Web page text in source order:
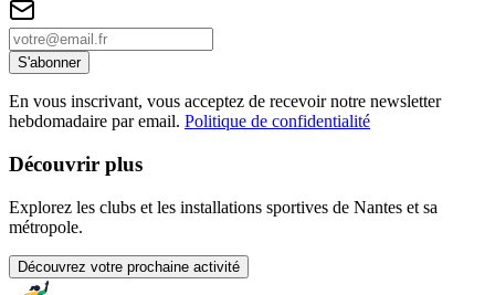
S'abonner
En vous inscrivant, vous acceptez de recevoir notre newsletter
hebdomadaire par email. Politique de confidentialité
Découvrir plus
Explorez les clubs et les installations sportives de Nantes et sa
métropole.
Découvrez votre prochaine activité